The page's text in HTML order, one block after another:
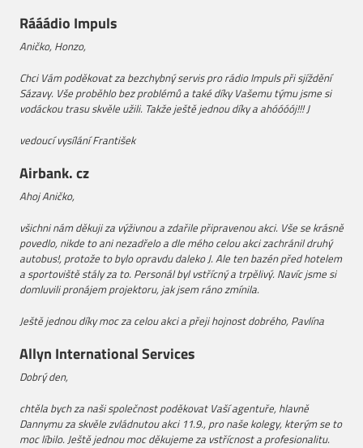
Rááádio Impuls
Aničko, Honzo,
Chci Vám poděkovat za bezchybný servis pro rádio Impuls při sjíždění
Sázavy. Vše proběhlo bez problémů a také díky Vašemu týmu jsme si
vodáckou trasu skvěle užili. Takže ještě jednou díky a ahóóóój!!! J
vedoucí vysílání František
Airbank. cz
Ahoj Aničko,
všichni nám děkuji za výživnou a zdařile připravenou akci. Vše se krásně
povedlo, nikde to ani nezadřelo a dle mého celou akci zachránil druhý
autobus!, protože to bylo opravdu daleko J. Ale ten bazén před hotelem
a sportoviště stály za to. Personál byl vstřícný a trpělivý. Navíc jsme si
domluvili pronájem projektoru, jak jsem ráno zmínila.
Ještě jednou díky moc za celou akci a přeji hojnost dobrého, Pavlína
Allyn International Services
Dobrý den,
chtěla bych za naši společnost poděkovat Vaší agentuře, hlavně
Dannymu za skvěle zvládnutou akci 11.9., pro naše kolegy, kterým se to
moc líbilo. Ještě jednou moc děkujeme za vstřícnost a profesionalitu.